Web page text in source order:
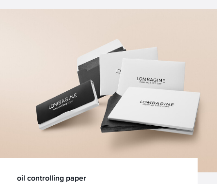
oil controlling paper